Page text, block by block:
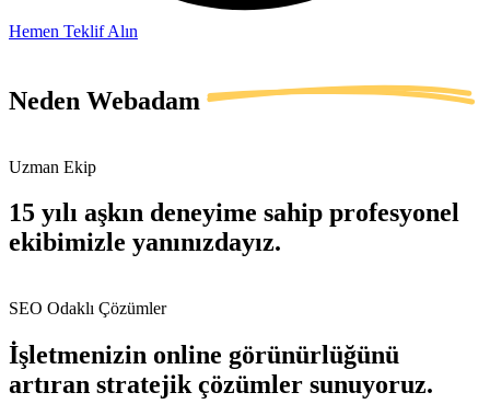
Hemen Teklif Alın
Neden Webadam
Uzman Ekip
15 yılı aşkın deneyime sahip profesyonel
ekibimizle yanınızdayız.
SEO Odaklı Çözümler
İşletmenizin online görünürlüğünü
artıran stratejik çözümler sunuyoruz.